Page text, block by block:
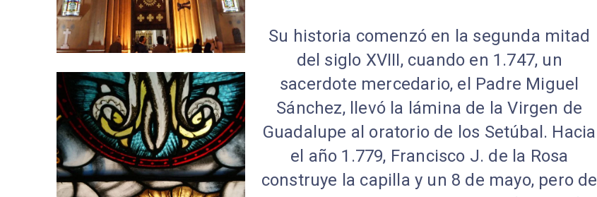
Su historia comenzó en la segunda mitad
del siglo XVIII, cuando en 1.747, un
sacerdote mercedario, el Padre Miguel
Sánchez, llevó la lámina de la Virgen de
Guadalupe al oratorio de los Setúbal. Hacia
el año 1.779, Francisco J. de la Rosa
construye la capilla y un 8 de mayo, pero de